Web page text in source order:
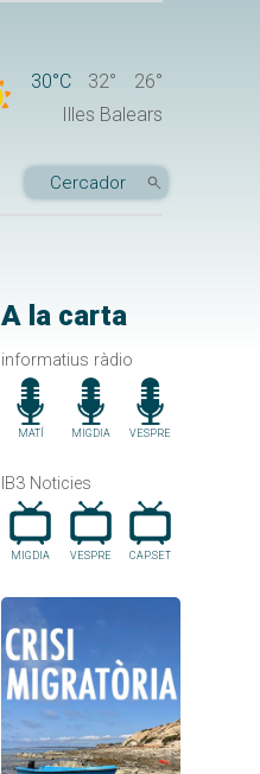
30°C 32°
26°
Illes Balears
A la carta
informatius ràdio
MATÍ MIGDIA VESPRE
IB3 Noticies
MIGDIA VESPRE CAP.SET